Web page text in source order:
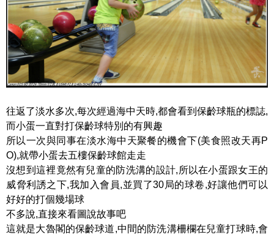
往返了淡水多次,每次經過海中天時,都會看到保齡球瓶的標誌,
而小蛋一直對打保齡球特別的有興趣
所以一次與同事在淡水海中天聚餐的機會下(美食照改天再P
O),就帶小蛋去五樓保齡球館走走
沒想到這裡竟然有兒童的防洗溝的設計,所以在小蛋跟女王的
威脅利誘之下,我加入會員,並買了30局的球卷,好讓他們可以
好好的打個幾場球
不多說,直接來看圖說故事吧
這就是大魯閣的保齡球道,中間的防洗溝柵欄在兒童打球時,會